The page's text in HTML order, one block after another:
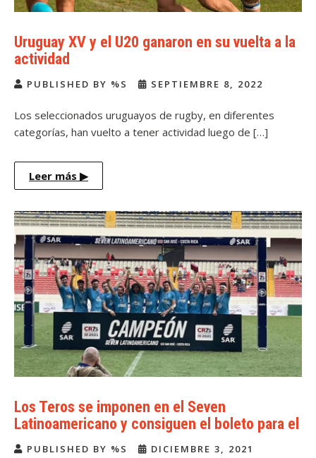
Uruguay XV y el U20 ganaron en su vuelta a la
actividad
PUBLISHED BY %S SEPTIEMBRE 8, 2022
Los seleccionados uruguayos de rugby, en diferentes
categorías, han vuelto a tener actividad luego de […]
Leer más ▶
Los Teros se imponen en el Seven
Latinoamericano y consiguen el boleto para el
mundial
PUBLISHED BY %S DICIEMBRE 3, 2021